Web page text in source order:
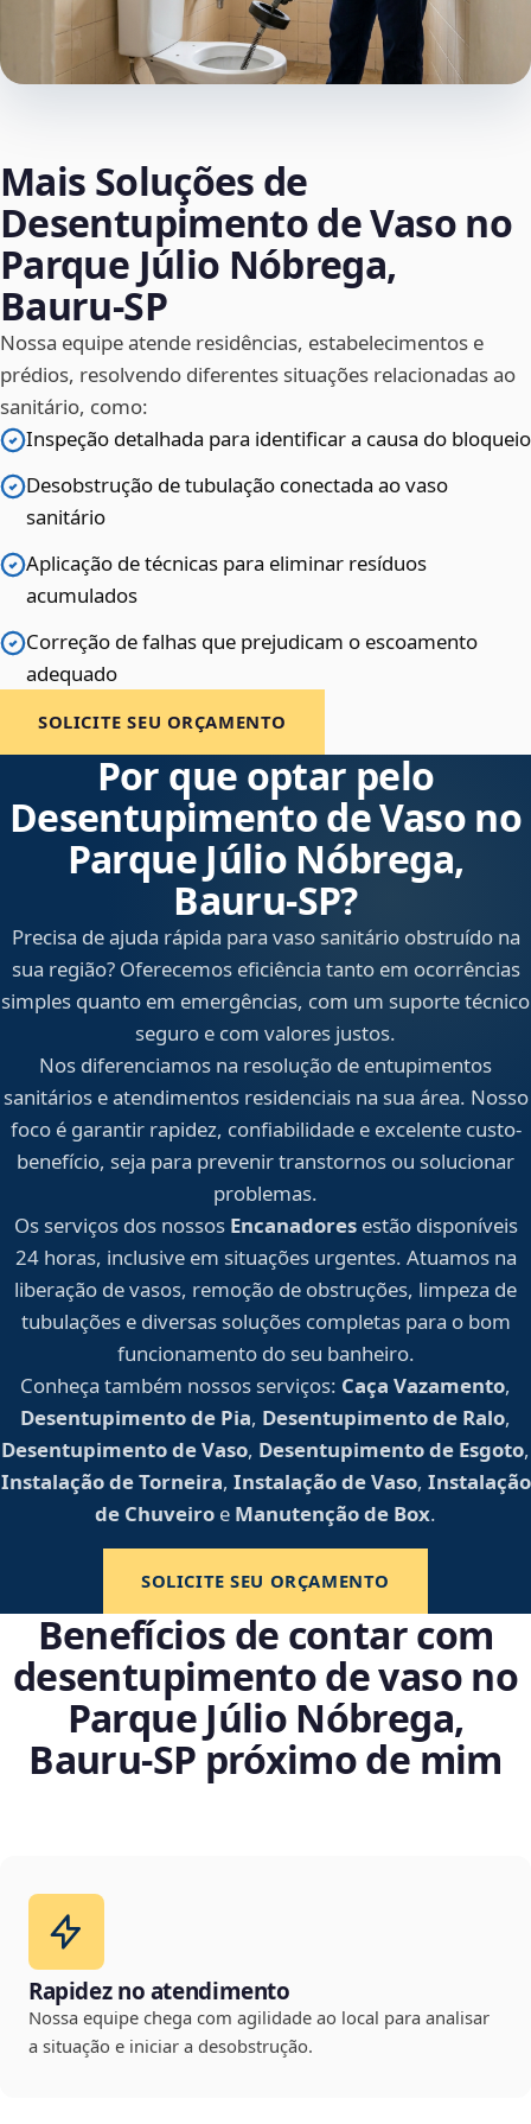
Mais Soluções de
Desentupimento de Vaso no
Parque Júlio Nóbrega,
Bauru‑SP
Nossa equipe atende residências, estabelecimentos e
prédios, resolvendo diferentes situações relacionadas ao
sanitário, como:
Inspeção detalhada para identificar a causa do bloqueio
Desobstrução de tubulação conectada ao vaso
sanitário
Aplicação de técnicas para eliminar resíduos
acumulados
Correção de falhas que prejudicam o escoamento
adequado
SOLICITE SEU ORÇAMENTO
Por que optar pelo
Desentupimento de Vaso no
Parque Júlio Nóbrega,
Bauru‑SP?
Precisa de ajuda rápida para vaso sanitário obstruído na
sua região? Oferecemos eficiência tanto em ocorrências
simples quanto em emergências, com um suporte técnico
seguro e com valores justos.
Nos diferenciamos na resolução de entupimentos
sanitários e atendimentos residenciais na sua área. Nosso
foco é garantir rapidez, confiabilidade e excelente custo-
benefício, seja para prevenir transtornos ou solucionar
problemas.
Os serviços dos nossos Encanadoresestão disponíveis
24 horas, inclusive em situações urgentes. Atuamos na
liberação de vasos, remoção de obstruções, limpeza de
tubulações e diversas soluções completas para o bom
funcionamento do seu banheiro.
Conheça também nossos serviços: Caça Vazamento,
Desentupimento de Pia, Desentupimento de Ralo,
Desentupimento de Vaso, Desentupimento de Esgoto,
Instalação de Torneira, Instalação de Vaso, Instalação
de Chuveiro e Manutenção de Box.
SOLICITE SEU ORÇAMENTO
Benefícios de contar com
desentupimento de vaso no
Parque Júlio Nóbrega,
Bauru‑SP próximo de mim
Rapidez no atendimento
Nossa equipe chega com agilidade ao local para analisar
a situação e iniciar a desobstrução.